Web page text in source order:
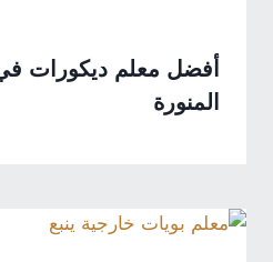
أفضل معلم ديكورات في
المنورة